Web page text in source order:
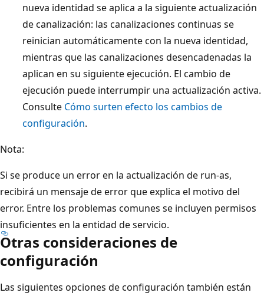
nueva identidad se aplica a la siguiente actualización
de canalización: las canalizaciones continuas se
reinician automáticamente con la nueva identidad,
mientras que las canalizaciones desencadenadas la
aplican en su siguiente ejecución. El cambio de
ejecución puede interrumpir una actualización activa.
Consulte Cómo surten efecto los cambios de
configuración.
Nota:
Si se produce un error en la actualización de run-as,
recibirá un mensaje de error que explica el motivo del
error. Entre los problemas comunes se incluyen permisos
insuficientes en la entidad de servicio.
Otras consideraciones de
configuración
Las siguientes opciones de configuración también están